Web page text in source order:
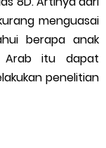
menguasai
berapa anak
Arab itu dapat
penelitian